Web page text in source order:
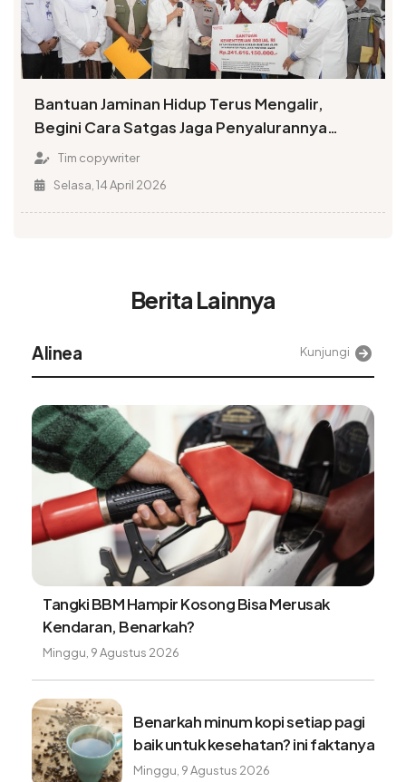
Bantuan Jaminan Hidup Terus Mengalir,
Begini Cara Satgas Jaga Penyalurannya
Tepat Sasaran
Tim copywriter
Selasa, 14 April 2026
Berita Lainnya
Alinea Kunjungi
Tangki BBM Hampir Kosong Bisa Merusak
Kendaran, Benarkah?
Minggu, 9 Agustus 2026
Benarkah minum kopi setiap pagi
baik untuk kesehatan? ini faktanya
Minggu, 9 Agustus 2026